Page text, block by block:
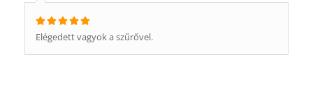
Elégedett vagyok a szűrővel.